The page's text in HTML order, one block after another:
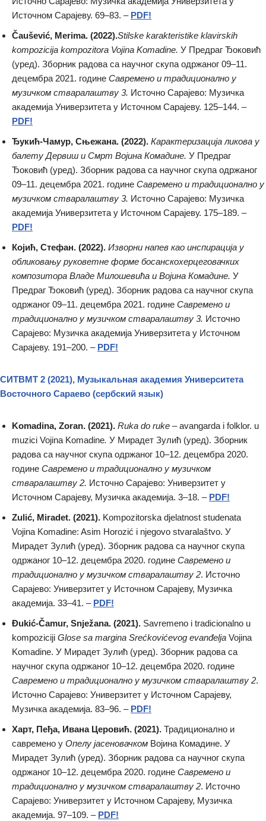
Источном Сарајеву. 69–83. – PDF!
Čaušević, Merima. (2022).Stilske karakteristike klavirskih
kompozicija kompozitora Vojina Komadine. У Предраг Ђоковић
(уред). Зборник радова са научног скупа одржаног 09–11.
децембра 2021. године Савремено и традиционално у
музичком стваралаштву 3. Источно Сарајево: Музичка
академија Универзитета у Источном Сарајеву. 125–144. –
PDF!
Ђукић-Чамур, Сњежана. (2022). Карактеризација ликова у
балету Дервиш и Смрт Војина Комадине. У Предраг
Ђоковић (уред). Зборник радова са научног скупа одржаног
09–11. децембра 2021. године Савремено и традиционално у
музичком стваралаштву 3. Источно Сарајево: Музичка
академија Универзитета у Источном Сарајеву. 175–189. –
PDF!
Којић, Стефан. (2022). Изворни напев као инспирација у
обликовању руковетне форме босанскохерцеговачких
композитора Владе Милошевића и Војина Комадине. У
Предраг Ђоковић (уред). Зборник радова са научног скупа
одржаног 09–11. децембра 2021. године Савремено и
традиционално у музичком стваралаштву 3. Источно
Сарајево: Музичка академија Универзитета у Источном
Сарајеву. 191–200. – PDF!
СИТВМТ 2 (2021), Музыкальная академия Университета
Восточного Сараево (сербский язык)
Komadina, Zoran. (2021). Ruka do ruke – avangarda i folklor. u
muzici Vojina Komadine. У Мирадет Зулић (уред). Зборник
радова са научног скупа одржаног 10–12. децембра 2020.
године Савремено и традиционално у музичком
стваралаштву 2. Источно Сарајево: Универзитет у
Источном Сарајеву, Музичка академија. 3–18. – PDF!
Zulić, Miradet. (2021). Kompozitorska djelatnost studenata
Vojina Komadine: Asim Horozić i njegovo stvaralaštvo. У
Мирадет Зулић (уред). Зборник радова са научног скупа
одржаног 10–12. децембра 2020. године Савремено и
традиционално у музичком стваралаштву 2. Источно
Сарајево: Универзитет у Источном Сарајеву, Музичка
академија. 33–41. – PDF!
Đukić-Čamur, Snježana. (2021). Savremeno i tradicionalno u
kompoziciji Glose sa margina Srećkovićevog evanđelja Vojina
Komadine. У Мирадет Зулић (уред). Зборник радова са
научног скупа одржаног 10–12. децембра 2020. године
Савремено и традиционално у музичком стваралаштву 2.
Источно Сарајево: Универзитет у Источном Сарајеву,
Музичка академија. 83–96. – PDF!
Харт, Пеђа, Ивана Церовић. (2021). Традиционално и
савремено у Опелу јасеновачком Војина Комадине. У
Мирадет Зулић (уред). Зборник радова са научног скупа
одржаног 10–12. децембра 2020. године Савремено и
традиционално у музичком стваралаштву 2. Источно
Сарајево: Универзитет у Источном Сарајеву, Музичка
академија. 97–109. – PDF!